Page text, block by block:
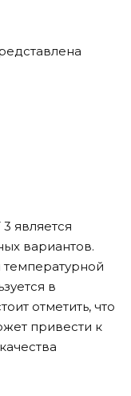
является
вариантов.
температурной
в
отметить, что
привести к